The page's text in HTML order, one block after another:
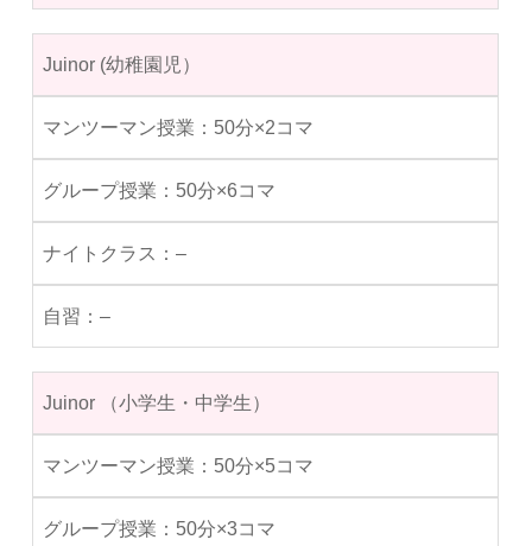
Juinor (幼稚園児）
50分×2コマ
50分×6コマ
–
–
Juinor （小学生・中学生）
50分×5コマ
50分×3コマ